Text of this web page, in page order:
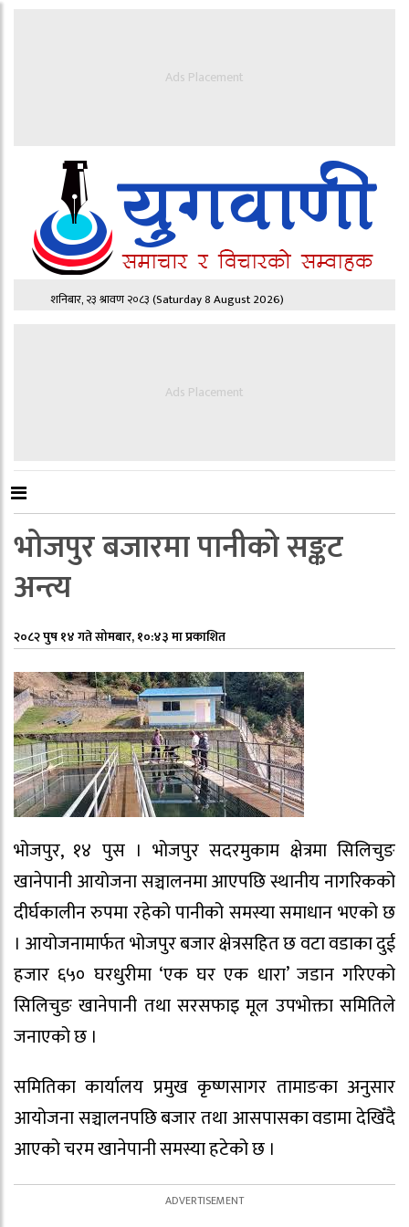
Ads Placement
शनिबार, २३ श्रावण २०८३(Saturday 8 August 2026)
Ads Placement
भोजपुर बजारमा पानीको सङ्कट
अन्त्य
२०८२ पुष १४ गते सोमबार, १०:४३ मा प्रकाशित
भोजपुर, १४ पुस । भोजपुर सदरमुकाम क्षेत्रमा सिलिचुङ
खानेपानी आयोजना सञ्चालनमा आएपछि स्थानीय नागरिकको
दीर्घकालीन रुपमा रहेको पानीको समस्या समाधान भएको छ
। आयोजनामार्फत भोजपुर बजार क्षेत्रसहित छ वटा वडाका दुई
हजार ६५० घरधुरीमा ‘एक घर एक धारा’ जडान गरिएको
सिलिचुङ खानेपानी तथा सरसफाइ मूल उपभोक्ता समितिले
जनाएको छ ।
समितिका कार्यालय प्रमुख कृष्णसागर तामाङका अनुसार
आयोजना सञ्चालनपछि बजार तथा आसपासका वडामा देखिँदै
आएको चरम खानेपानी समस्या हटेको छ ।